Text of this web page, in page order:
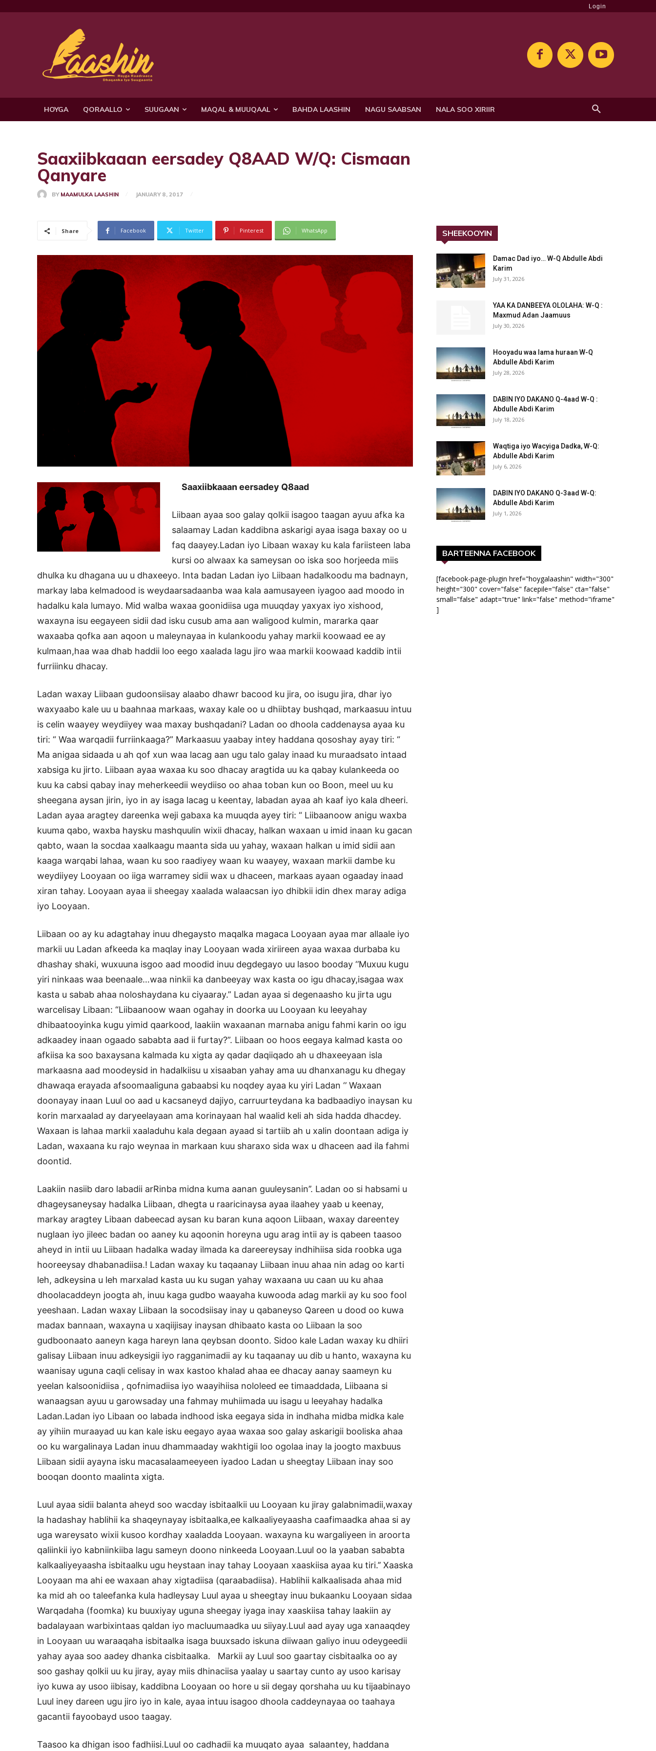
Login
HOYGA QORAALLO SUUGAAN MAQAL & MUUQAAL BAHDA LAASHIN NAGU SAABSAN NALA SOO XIRIIR
Saaxiibkaaan eersadey Q8AAD W/Q: Cismaan
Qanyare
BY MAAMULKA LAASHIN JANUARY 8, 2017
Share Facebook Twitter Pinterest WhatsApp
Saaxiibkaaan eersadey Q8aad
Liibaan ayaa soo galay qolkii isagoo taagan ayuu afka ka
salaamay Ladan kaddibna askarigi ayaa isaga baxay oo u
faq daayey.Ladan iyo Libaan waxay ku kala fariisteen laba
kursi oo alwaax ka sameysan oo iska soo horjeeda miis
dhulka ku dhagana uu u dhaxeeyo. Inta badan Ladan iyo Liibaan hadalkoodu ma badnayn,
markay laba kelmadood is weydaarsadaanba waa kala aamusayeen iyagoo aad moodo in
hadalku kala lumayo. Mid walba waxaa goonidiisa uga muuqday yaxyax iyo xishood,
waxayna isu eegayeen sidii dad isku cusub ama aan waligood kulmin, mararka qaar
waxaaba qofka aan aqoon u maleynayaa in kulankoodu yahay markii koowaad ee ay
kulmaan,haa waa dhab haddii loo eego xaalada lagu jiro waa markii koowaad kaddib intii
furriiinku dhacay.
Ladan waxay Liibaan gudoonsiisay alaabo dhawr bacood ku jira, oo isugu jira, dhar iyo
waxyaabo kale uu u baahnaa markaas, waxay kale oo u dhiibtay bushqad, markaasuu intuu
is celin waayey weydiiyey waa maxay bushqadani? Ladan oo dhoola caddenaysa ayaa ku
tiri: “ Waa warqadii furriinkaaga?” Markaasuu yaabay intey haddana qososhay ayay tiri: “
Ma anigaa sidaada u ah qof xun waa lacag aan ugu talo galay inaad ku muraadsato intaad
xabsiga ku jirto. Liibaan ayaa waxaa ku soo dhacay aragtida uu ka qabay kulankeeda oo
kuu ka cabsi qabay inay meherkeedii weydiiso oo ahaa toban kun oo Boon, meel uu ku
sheegana aysan jirin, iyo in ay isaga lacag u keentay, labadan ayaa ah kaaf iyo kala dheeri.
Ladan ayaa aragtey dareenka weji gabaxa ka muuqda ayey tiri: “ Liibaanoow anigu waxba
kuuma qabo, waxba haysku mashquulin wixii dhacay, halkan waxaan u imid inaan ku gacan
qabto, waan la socdaa xaalkaagu maanta sida uu yahay, waxaan halkan u imid sidii aan
kaaga warqabi lahaa, waan ku soo raadiyey waan ku waayey, waxaan markii dambe ku
weydiiyey Looyaan oo iiga warramey sidii wax u dhaceen, markaas ayaan ogaaday inaad
xiran tahay. Looyaan ayaa ii sheegay xaalada walaacsan iyo dhibkii idin dhex maray adiga
iyo Looyaan.
Liibaan oo ay ku adagtahay inuu dhegaysto maqalka magaca Looyaan ayaa mar allaale iyo
markii uu Ladan afkeeda ka maqlay inay Looyaan wada xiriireen ayaa waxaa durbaba ku
dhashay shaki, wuxuuna isgoo aad moodid inuu degdegayo uu lasoo booday ‘’Muxuu kugu
yiri ninkaas waa beenaale…waa ninkii ka danbeeyay wax kasta oo igu dhacay,isagaa wax
kasta u sabab ahaa noloshaydana ku ciyaaray.” Ladan ayaa si degenaasho ku jirta ugu
warcelisay Libaan: “Liibaanoow waan ogahay in doorka uu Looyaan ku leeyahay
dhibaatooyinka kugu yimid qaarkood, laakiin waxaanan marnaba anigu fahmi karin oo igu
adkaadey inaan ogaado sababta aad ii furtay?”. Liibaan oo hoos eegaya kalmad kasta oo
afkiisa ka soo baxaysana kalmada ku xigta ay qadar daqiiqado ah u dhaxeeyaan isla
markaasna aad moodeysid in hadalkiisu u xisaaban yahay ama uu dhanxanagu ku dhegay
dhawaqa erayada afsoomaaliguna gabaabsi ku noqdey ayaa ku yiri Ladan ‘’ Waxaan
doonayay inaan Luul oo aad u kacsaneyd dajiyo, carruurteydana ka badbaadiyo inaysan ku
korin marxaalad ay daryeelayaan ama korinayaan hal waalid keli ah sida hadda dhacdey.
Waxaan is lahaa markii xaaladuhu kala degaan ayaad si tartiib ah u xalin doontaan adiga iy
Ladan, waxaana ku rajo weynaa in markaan kuu sharaxo sida wax u dhaceen aad ila fahmi
doontid.
Laakiin nasiib daro labadii arRinba midna kuma aanan guuleysanin’’. Ladan oo si habsami u
dhageysaneysay hadalka Liibaan, dhegta u raaricinaysa ayaa ilaahey yaab u keenay,
markay aragtey Libaan dabeecad aysan ku baran kuna aqoon Liibaan, waxay dareentey
nuglaan iyo jileec badan oo aaney ku aqoonin horeyna ugu arag intii ay is qabeen taasoo
aheyd in intii uu Liibaan hadalka waday ilmada ka dareereysay indhihiisa sida roobka uga
hooreeysay dhabanadiisa.! Ladan waxay ku taqaanay Liibaan inuu ahaa nin adag oo karti
leh, adkeysina u leh marxalad kasta uu ku sugan yahay waxaana uu caan uu ku ahaa
dhoolacaddeyn joogta ah, inuu kaga gudbo waayaha kuwooda adag markii ay ku soo fool
yeeshaan. Ladan waxay Liibaan la socodsiisay inay u qabaneyso Qareen u dood oo kuwa
madax bannaan, waxayna u xaqiijisay inaysan dhibaato kasta oo Liibaan la soo
gudboonaato aaneyn kaga hareyn lana qeybsan doonto. Sidoo kale Ladan waxay ku dhiiri
galisay Liibaan inuu adkeysigii iyo ragganimadii ay ku taqaanay uu dib u hanto, waxayna ku
waanisay uguna caqli celisay in wax kastoo khalad ahaa ee dhacay aanay saameyn ku
yeelan kalsoonidiisa , qofnimadiisa iyo waayihiisa nololeed ee timaaddada, Liibaana si
wanaagsan ayuu u garowsaday una fahmay muhiimada uu isagu u leeyahay hadalka
Ladan.Ladan iyo Libaan oo labada indhood iska eegaya sida in indhaha midba midka kale
ay yihiin muraayad uu kan kale isku eegayo ayaa waxaa soo galay askarigii booliska ahaa
oo ku wargalinaya Ladan inuu dhammaaday wakhtigii loo ogolaa inay la joogto maxbuus
Liibaan sidii ayayna isku macasalaameeyeen iyadoo Ladan u sheegtay Liibaan inay soo
booqan doonto maalinta xigta.
Luul ayaa sidii balanta aheyd soo wacday isbitaalkii uu Looyaan ku jiray galabnimadii,waxay
la hadashay hablihii ka shaqeynayay isbitaalka,ee kalkaaliyeyaasha caafimaadka ahaa si ay
uga wareysato wixii kusoo kordhay xaaladda Looyaan. waxayna ku wargaliyeen in aroorta
qaliinkii iyo kabniinkiiba lagu sameyn doono ninkeeda Looyaan.Luul oo la yaaban sababta
kalkaaliyeyaasha isbitaalku ugu heystaan inay tahay Looyaan xaaskiisa ayaa ku tiri.’’ Xaaska
Looyaan ma ahi ee waxaan ahay xigtadiisa (qaraabadiisa). Hablihii kalkaalisada ahaa mid
ka mid ah oo taleefanka kula hadleysay Luul ayaa u sheegtay inuu bukaanku Looyaan sidaa
Warqadaha (foomka) ku buuxiyay uguna sheegay iyaga inay xaaskiisa tahay laakiin ay
badalayaan warbixintaas qaldan iyo macluumaadka uu siiyay.Luul aad ayay uga xanaaqdey
in Looyaan uu waraaqaha isbitaalka isaga buuxsado iskuna diiwaan galiyo inuu odeygeedii
yahay ayaa soo aadey dhanka cisbitaalka. Markii ay Luul soo gaartay cisbitaalka oo ay
soo gashay qolkii uu ku jiray, ayay miis dhinaciisa yaalay u saartay cunto ay usoo karisay
iyo kuwa ay usoo iibisay, kaddibna Looyaan oo hore u sii degay qorshaha uu ku tijaabinayo
Luul iney dareen ugu jiro iyo in kale, ayaa intuu isagoo dhoola caddeynayaa oo taahaya
gacantii fayoobayd usoo taagay.
Taasoo ka dhigan isoo fadhiisi.Luul oo cadhadii ka muuqato ayaa salaantey, haddana
SHEEKOOYIN
Damac Dad iyo… W-Q Abdulle Abdi
Karim
July 31, 2026
YAA KA DANBEEYA OLOLAHA: W-Q :
Maxmud Adan Jaamuus
July 30, 2026
Hooyadu waa lama huraan W-Q
Abdulle Abdi Karim
July 28, 2026
DABIN IYO DAKANO Q-4aad W-Q :
Abdulle Abdi Karim
July 18, 2026
Waqtiga iyo Wacyiga Dadka, W-Q:
Abdulle Abdi Karim
July 6, 2026
DABIN IYO DAKANO Q-3aad W-Q:
Abdulle Abdi Karim
July 1, 2026
BARTEENNA FACEBOOK
[facebook-page-plugin href="hoygalaashin" width="300"
height="300" cover="false" facepile="false" cta="false"
small="false" adapt="true" link="false" method="iframe"
]